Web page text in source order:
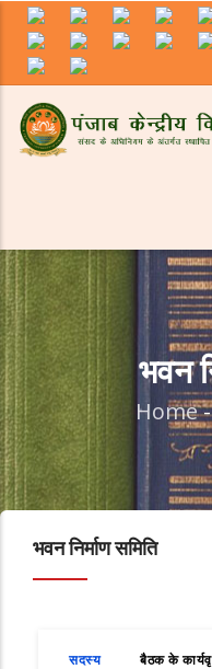
Skip
main
भवन
Home-
भवन निर्माण समिति
सदस्य बैठक के